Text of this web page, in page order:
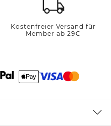
Kostenfreier Versand für
Member ab 29€